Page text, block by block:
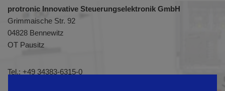
protronic Innovative Steuerungselektronik GmbH
Grimmaische Str. 92
04828 Bennewitz
OT Pausitz
Tel.: +49 34383-6315-0